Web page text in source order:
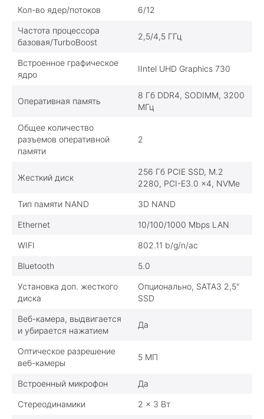
Кол-во ядер/потоков 6/12
Частота процессора
базовая/TurboBoost
2,5/4,5 ГГц
Встроенное графическое
ядро
IIntel UHD Graphics 730
Оперативная память
8 Гб DDR4, SODIMM, 3200
МГц
Общее количество
разъемов оперативной
памяти
2
Жесткий диск
256 Гб PCIE SSD, M.2
2280, PCI-E3.0 x4, NVMe
Тип памяти NAND 3D NAND
Ethernet 10/100/1000 Mbps LAN
WIFI 802.11 b/g/n/ac
Bluetooth 5.0
Установка доп. жесткого
диска
Опционально, SATA3 2,5"
SSD
Веб-камера, выдвигается
и убирается нажатием
Да
Оптическое разрешение
веб-камеры
5 МП
Встроенный микрофон Да
Стереодинамики 2 x 3 Вт